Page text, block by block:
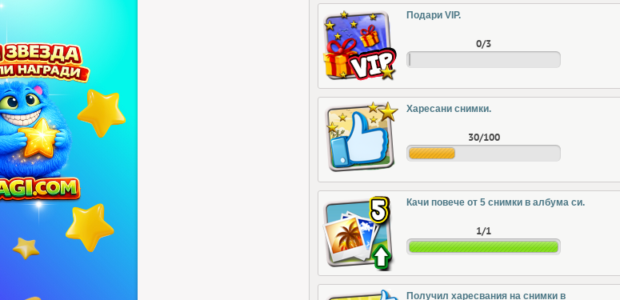
Подари VIP.
0/3
Харесани снимки.
30/100
Качи повече от 5 снимки в албума си.
1/1
Получил харесвания на снимки в